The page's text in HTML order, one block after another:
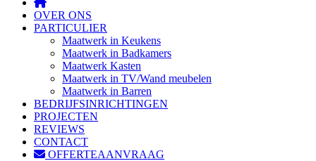
OVER ONS
PARTICULIER
Maatwerk in Keukens
Maatwerk in Badkamers
Maatwerk Kasten
Maatwerk in TV/Wand meubelen
Maatwerk in Barren
BEDRIJFSINRICHTINGEN
PROJECTEN
REVIEWS
CONTACT
OFFERTEAANVRAAG